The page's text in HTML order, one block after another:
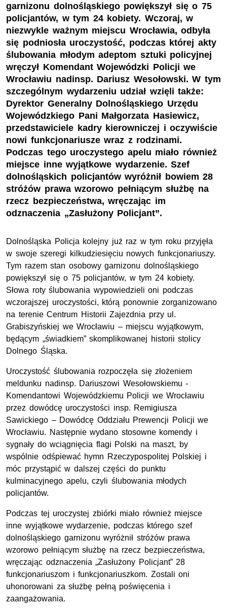
garnizonu dolnośląskiego powiększył się o 75
policjantów, w tym 24 kobiety. Wczoraj, w
niezwykle ważnym miejscu Wrocławia, odbyła
się podniosła uroczystość, podczas której akty
ślubowania młodym adeptom sztuki policyjnej
wręczył Komendant Wojewódzki Policji we
Wrocławiu nadinsp. Dariusz Wesołowski. W tym
szczególnym wydarzeniu udział wzięli także:
Dyrektor Generalny Dolnośląskiego Urzędu
Wojewódzkiego Pani Małgorzata Hasiewicz,
przedstawiciele kadry kierowniczej i oczywiście
nowi funkcjonariusze wraz z rodzinami.
Podczas tego uroczystego apelu miało również
miejsce inne wyjątkowe wydarzenie. Szef
dolnośląskich policjantów wyróżnił bowiem 28
stróżów prawa wzorowo pełniącym służbę na
rzecz bezpieczeństwa, wręczając im
odznaczenia „Zasłużony Policjant”.
Dolnośląska Policja kolejny już raz w tym roku przyjęła
w swoje szeregi kilkudziesięciu nowych funkcjonariuszy.
Tym razem stan osobowy garnizonu dolnośląskiego
powiększył się o 75 policjantów, w tym 24 kobiety.
Słowa roty ślubowania wypowiedzieli oni podczas
wczorajszej uroczystości, którą ponownie zorganizowano
na terenie Centrum Historii Zajezdnia przy ul.
Grabiszyńskiej we Wrocławiu – miejscu wyjątkowym,
będącym „świadkiem” skomplikowanej historii stolicy
Dolnego Śląska.
Uroczystość ślubowania rozpoczęła się złożeniem
meldunku nadinsp. Dariuszowi Wesołowskiemu -
Komendantowi Wojewódzkiemu Policji we Wrocławiu
przez dowódcę uroczystości insp. Remigiusza
Sawickiego – Dowódcę Oddziału Prewencji Policji we
Wrocławiu. Następnie wydano stosowne komendy i
sygnały do wciągnięcia flagi Polski na maszt, by
wspólnie odśpiewać hymn Rzeczypospolitej Polskiej i
móc przystąpić w dalszej części do punktu
kulminacyjnego apelu, czyli ślubowania młodych
policjantów.
Podczas tej uroczystej zbiórki miało również miejsce
inne wyjątkowe wydarzenie, podczas którego szef
dolnośląskiego garnizonu wyróżnił stróżów prawa
wzorowo pełniącym służbę na rzecz bezpieczeństwa,
wręczając odznaczenia „Zasłużony Policjant” 28
funkcjonariuszom i funkcjonariuszkom. Zostali oni
uhonorowani za służbę pełną poświęcenia i
zaangażowania.